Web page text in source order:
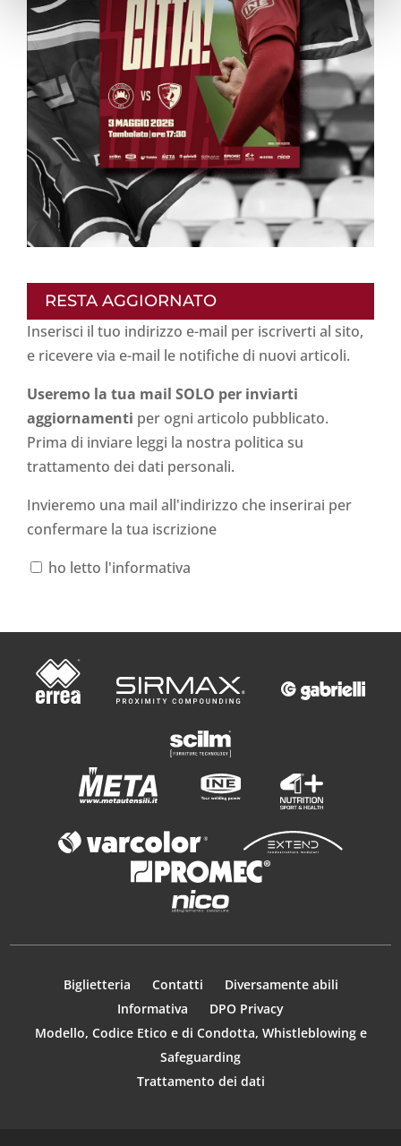
RESTA AGGIORNATO
Inserisci il tuo indirizzo e-mail per iscriverti al sito,
e ricevere via e-mail le notifiche di nuovi articoli.
Useremo la tua mail SOLO per inviarti
aggiornamenti per ogni articolo pubblicato.
Prima di inviare leggi la nostra politica su
trattamento dei dati personali.
Invieremo una mail all'indirizzo che inserirai per
confermare la tua iscrizione
ho letto l'informativa
Biglietteria Contatti
Diversamente abili
Informativa
DPO Privacy
Modello, Codice Etico e di Condotta, Whistleblowing e
Safeguarding
Trattamento dei dati